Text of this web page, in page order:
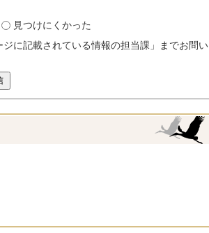
見つけにくかった
に記載されている情報の担当課」までお問い